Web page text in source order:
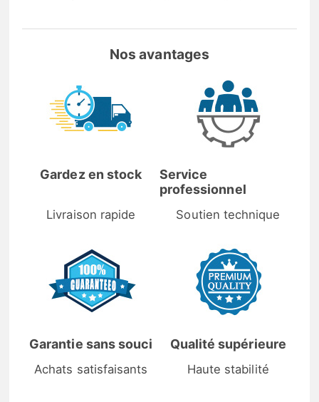
Nos avantages
Gardez en stock
Livraison rapide
Service
professionnel
Soutien technique
Garantie sans souci
Achats satisfaisants
Qualité supérieure
Haute stabilité